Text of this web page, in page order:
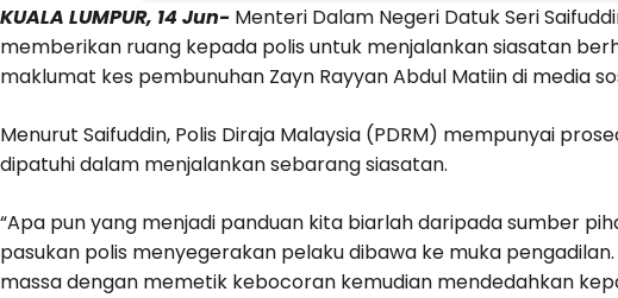
KUALA LUMPUR, 14 Jun- Menteri Dalam Negeri Datuk Seri
memberikan ruang kepada polis untuk menjalankan siasatan
maklumat kes pembunuhan Zayn Rayyan Abdul Matiin di media
Menurut Saifuddin, Polis Diraja Malaysia (PDRM) mempunyai
dipatuhi dalam menjalankan sebarang siasatan.
“Apa pun yang menjadi panduan kita biarlah daripada sumber
pasukan polis menyegerakan pelaku dibawa ke muka
massa dengan memetik kebocoran kemudian mendedahkan